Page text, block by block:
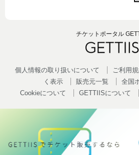
チケットポータル
個人情報の取り扱いについて ご利用
く表示
販売元一覧
全国
Cookieについて
GETTIISについて